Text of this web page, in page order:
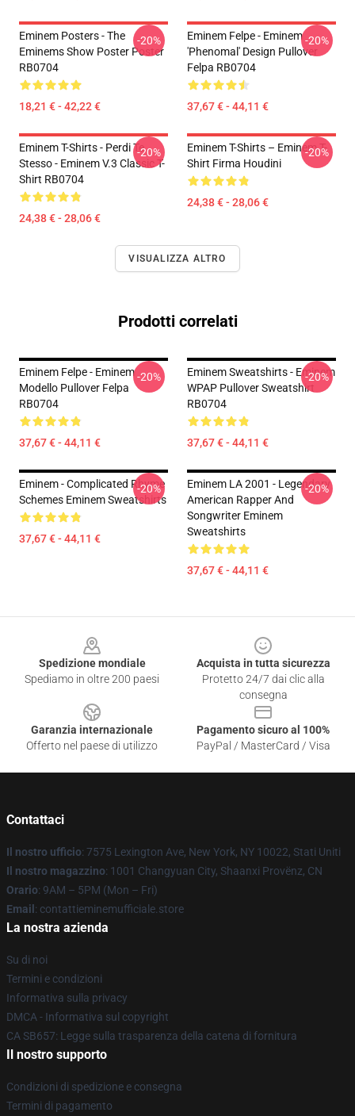
Eminem Posters - The
Eminems Show Poster Poster
RB0704
18,21 € - 42,22 €
-20%
Eminem Felpe - Eminem
'Phenomal' Design Pullover
Felpa RB0704
37,67 € - 44,11 €
-20%
Eminem T-Shirts - Perdi Te
Stesso - Eminem V.3 Classic T-
Shirt RB0704
24,38 € - 28,06 €
-20%
Eminem T-Shirts – Eminem T-
Shirt Firma Houdini
24,38 € - 28,06 €
-20%
VISUALIZZA ALTRO
Prodotti correlati
Eminem Felpe - Eminem
Modello Pullover Felpa
RB0704
37,67 € - 44,11 €
-20%
Eminem Sweatshirts - Eminem
WPAP Pullover Sweatshirt
RB0704
37,67 € - 44,11 €
-20%
Eminem - Complicated Rhyme
Schemes Eminem Sweatshirts
37,67 € - 44,11 €
-20%
Eminem LA 2001 - Legendary
American Rapper And
Songwriter Eminem
Sweatshirts
37,67 € - 44,11 €
-20%
Spedizione mondiale
Spediamo in oltre 200 paesi
Acquista in tutta sicurezza
Protetto 24/7 dai clic alla
consegna
Garanzia internazionale
Offerto nel paese di utilizzo
Pagamento sicuro al 100%
PayPal / MasterCard / Visa
Contattaci
Il nostro ufficio: 7575 Lexington Ave, New York, NY 10022, Stati Uniti
Il nostro magazzino: 1001 Changyuan City, Shaanxi Provënz, CN
Orario: 9AM – 5PM (Mon – Fri)
Email : contattieminemufficiale.store
La nostra azienda
Su di noi
Termini e condizioni
Informativa sulla privacy
DMCA - Informativa sul copyright
CA SB657: Legge sulla trasparenza della catena di fornitura
Il nostro supporto
Condizioni di spedizione e consegna
Termini di pagamento